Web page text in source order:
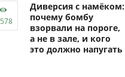
Диверсия с намёком:
почему бомбу
взорвали на пороге,
а не в зале, и кого
это должно напугать